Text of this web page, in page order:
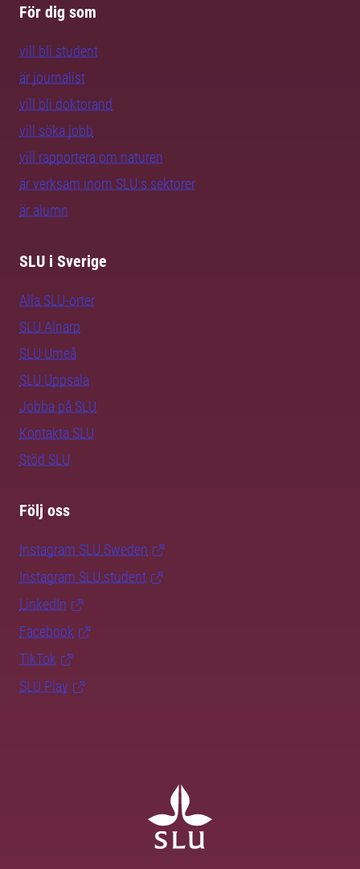
För dig som
vill bli student
är journalist
vill bli doktorand
vill söka jobb
vill rapportera om naturen
är verksam inom SLU:s sektorer
är alumn
SLU i Sverige
Alla SLU-orter
SLU Alnarp
SLU Umeå
SLU Uppsala
Jobba på SLU
Kontakta SLU
Stöd SLU
Följ oss
Instagram SLU.Sweden
Instagram SLU.student
LinkedIn
Facebook
TikTok
SLU Play